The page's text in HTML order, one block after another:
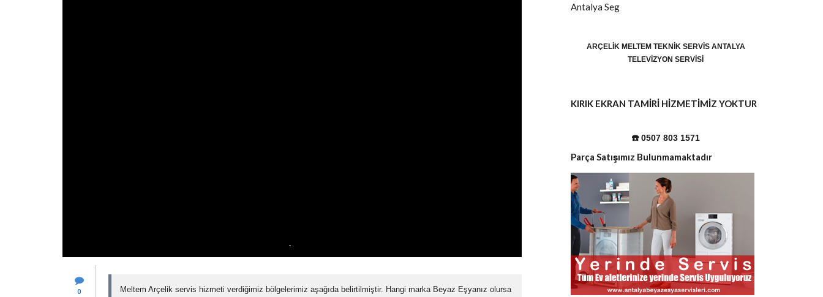
0
Meltem Arçelik servis hizmeti verdiğimiz bölgelerimiz aşağıda belirtilmiştir. Hangi marka Beyaz Eşyanız olursa
Antalya Seg
ARÇELIK MELTEM TEKNIK SERVIS ANTALYA
TELEVIZYON SERVISI
KIRIK EKRAN TAMİRİ HİZMETİMİZ YOKTUR
☎️ 0507 803 1571
Parça Satışımız Bulunmamaktadır